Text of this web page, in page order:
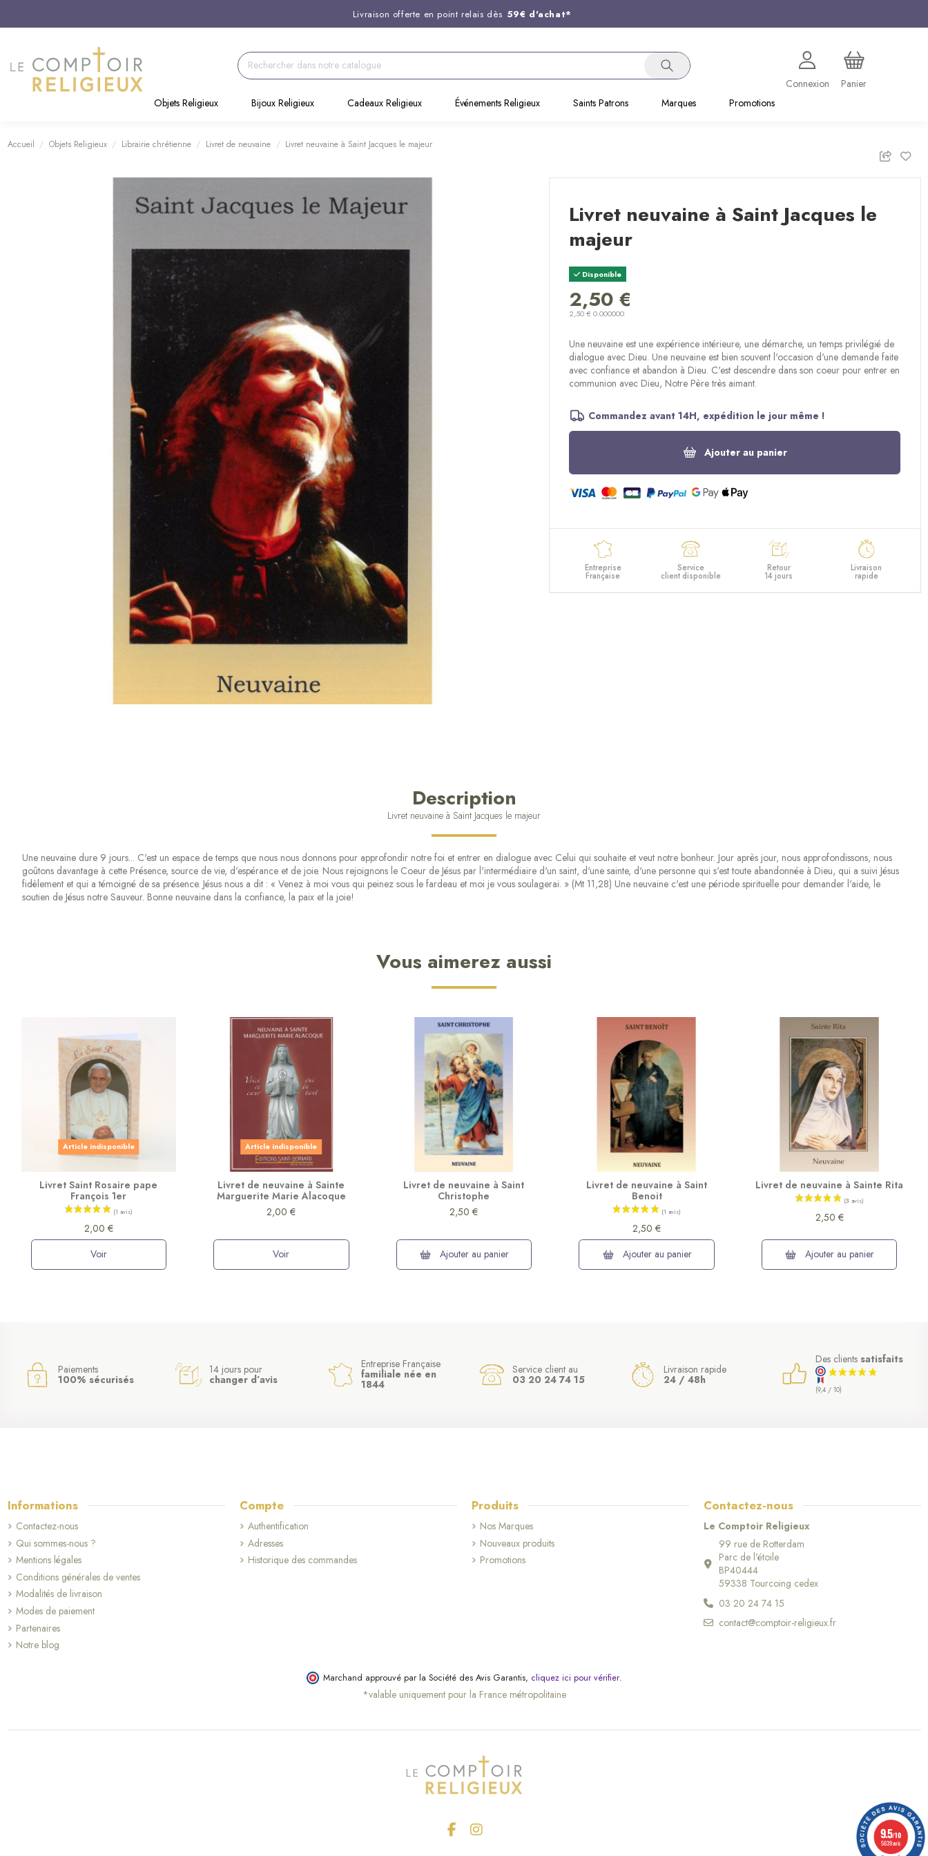
Livraison offerte en point relais dès 59€ d'achat*
Support client disponible au
Commandez avant 14H, expédition le jour même !
Connexion
Panier
Objets Religieux
Bijoux Religieux Cadeaux Religieux Événements Religieux Saints Patrons Marques Promotions
Accueil Objets Religieux Librairie chrétienne Livret de neuvaine Livret neuvaine à Saint Jacques le majeur
Livret neuvaine à Saint Jacques le
majeur
Disponible
2,50 €
2,50 € 0.000000
Une neuvaine est une expérience intérieure, une démarche, un temps privilégié de
dialogue avec Dieu. Une neuvaine est bien souvent l'occasion d'une demande faite
avec confiance et abandon à Dieu. C'est descendre dans son coeur pour entrer en
communion avec Dieu, Notre Père très aimant.
Commandez avant 14H, expédition le jour même !
Ajouter au panier
Entreprise
Française
Service
client disponible
Retour
14 jours
Livraison
rapide
Description
Livret neuvaine à Saint Jacques le majeur
Une neuvaine dure 9 jours... C'est un espace de temps que nous nous donnons pour approfondir notre foi et entrer en dialogue avec Celui qui souhaite et veut notre bonheur. Jour après jour, nous approfondissons, nous
goûtons davantage à cette Présence, source de vie, d'espérance et de joie. Nous rejoignons le Coeur de Jésus par l'intermédiaire d'un saint, d'une sainte, d'une personne qui s'est toute abandonnée à Dieu, qui a suivi Jésus
fidèlement et qui a témoigné de sa présence. Jésus nous a dit : « Venez à moi vous qui peinez sous le fardeau et moi je vous soulagerai. » (Mt 11,28) Une neuvaine c'est une période spirituelle pour demander l'aide, le
soutien de Jésus notre Sauveur. Bonne neuvaine dans la confiance, la paix et la joie!
Vous aimerez aussi
Article indisponible
Livret Saint Rosaire pape
François 1er
2,00 €
Voir
Article indisponible
Livret de neuvaine à Sainte
Marguerite Marie Alacoque
2,00 €
Voir
Livret de neuvaine à Saint
Christophe
2,50 €
Ajouter au panier
Livret de neuvaine à Saint
Benoit
2,50 €
Ajouter au panier
Livret de neuvaine à Sainte Rita
2,50 €
Ajouter au panier
Paiements
100% sécurisés
14 jours pour
changer d’avis
Entreprise Française
familiale née en
1844
Service client au
03 20 24 74 15
Livraison rapide
24 / 48h
Des clients satisfaits
(9,4 / 10)
Informations
Contactez-nous
Qui sommes-nous ?
Mentions légales
Conditions générales de ventes
Modalités de livraison
Modes de paiement
Partenaires
Notre blog
Compte
Authentification
Adresses
Historique des commandes
Produits
Nos Marques
Nouveaux produits
Promotions
Contactez-nous
Le Comptoir Religieux
99 rue de Rotterdam
Parc de l'étoile
BP40444
59338 Tourcoing cedex
03 20 24 74 15
contact@comptoir-religieux.fr
Marchand approuvé par la Société des Avis Garantis, cliquez ici pour vérifier.
*valable uniquement pour la France métropolitaine
9.5/10
5639 avis